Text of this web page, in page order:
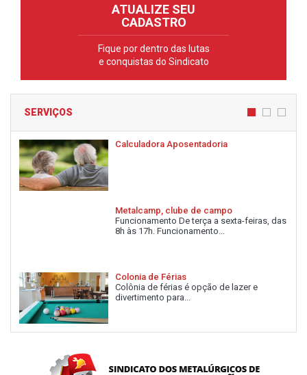
ATUALIZE SEU
CADASTRO
Fique por dentro das lutas
e conquistas do Sindicato
SERVIÇOS
Calculadora Aposentadoria
Metalcamp, clube de campo
Funcionamento De terça a sexta-feiras, das
8h às 17h. Funcionamento...
Colonia de Férias
Colônia de férias é opção de lazer e
divertimento para...